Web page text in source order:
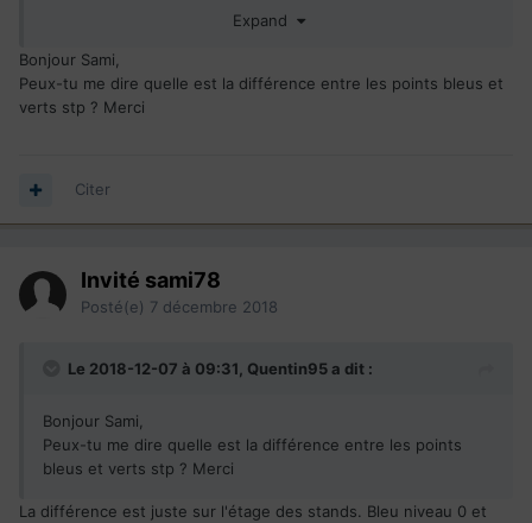
Expand
Bonjour Sami,
Peux-tu me dire quelle est la différence entre les points bleus et
verts stp ? Merci
Citer
Invité sami78
Posté(e) 7 décembre 2018
Le 2018-12-07 à 09:31, Quentin95a dit :
Bonjour Sami,
Peux-tu me dire quelle est la différence entre les points
bleus et verts stp ? Merci
La différence est juste sur l'étage des stands. Bleu niveau 0 et